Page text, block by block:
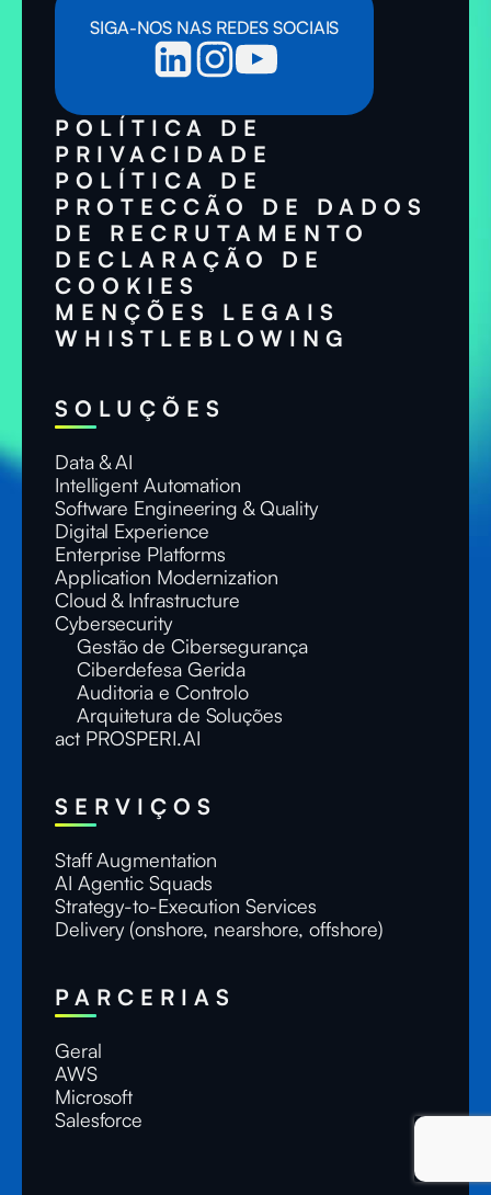
SIGA-NOS NAS REDES SOCIAIS
POLÍTICA DE
PRIVACIDADE
POLÍTICA DE
PROTECCÃO DE DADOS
DE RECRUTAMENTO
DECLARAÇÃO DE
COOKIES
MENÇÕES LEGAIS
WHISTLEBLOWING
SOLUÇÕES
Data & AI
Intelligent Automation
Software Engineering & Quality
Digital Experience
Enterprise Platforms
Application Modernization
Cloud & Infrastructure
Cybersecurity
Gestão de Cibersegurança
Ciberdefesa Gerida
Auditoria e Controlo
Arquitetura de Soluções
act PROSPERI.AI
SERVIÇOS
Staff Augmentation
AI Agentic Squads
Strategy-to-Execution Services
Delivery (onshore, nearshore, offshore)
PARCERIAS
Geral
AWS
Microsoft
Salesforce